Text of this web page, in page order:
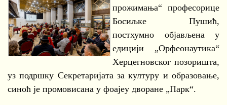
прожимања“ професорице
Босиљке Пушић,
постхумно објављена у
едицији „Орфеонаутика“
Херцегновског позоришта,
уз подршку Секретаријата за културу и образовање,
синоћ је промовисана у фоајеу дворане „Парк“.